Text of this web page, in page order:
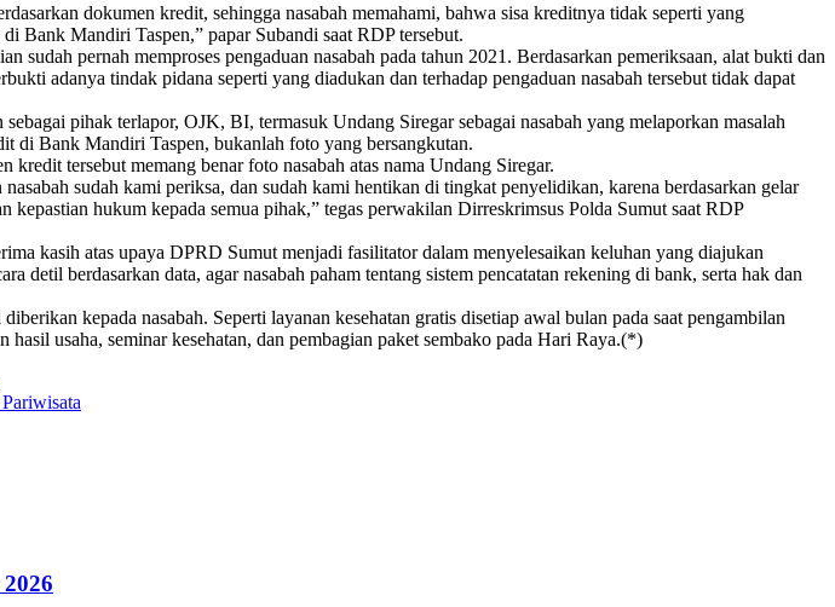
dokumen kredit, sehingga nasabah memahami, bahwa sisa kreditnya tidak seperti yang
Bank Mandiri Taspen,” papar Subandi saat RDP tersebut.
pernah memproses pengaduan nasabah pada tahun 2021. Berdasarkan pemeriksaan, alat bukti dan
adanya tindak pidana seperti yang diadukan dan terhadap pengaduan nasabah tersebut tidak dapat
pihak terlapor, OJK, BI, termasuk Undang Siregar sebagai nasabah yang melaporkan masalah
di Bank Mandiri Taspen, bukanlah foto yang bersangkutan.
tersebut memang benar foto nasabah atas nama Undang Siregar.
sudah kami periksa, dan sudah kami hentikan di tingkat penyelidikan, karena berdasarkan gelar
hukum kepada semua pihak,” tegas perwakilan Dirreskrimsus Polda Sumut saat RDP
kasih atas upaya DPRD Sumut menjadi fasilitator dalam menyelesaikan keluhan yang diajukan
detil berdasarkan data, agar nasabah paham tentang sistem pencatatan rekening di bank, serta hak dan
kepada nasabah. Seperti layanan kesehatan gratis disetiap awal bulan pada saat pengambilan
usaha, seminar kesehatan, dan pembagian paket sembako pada Hari Raya.(*)